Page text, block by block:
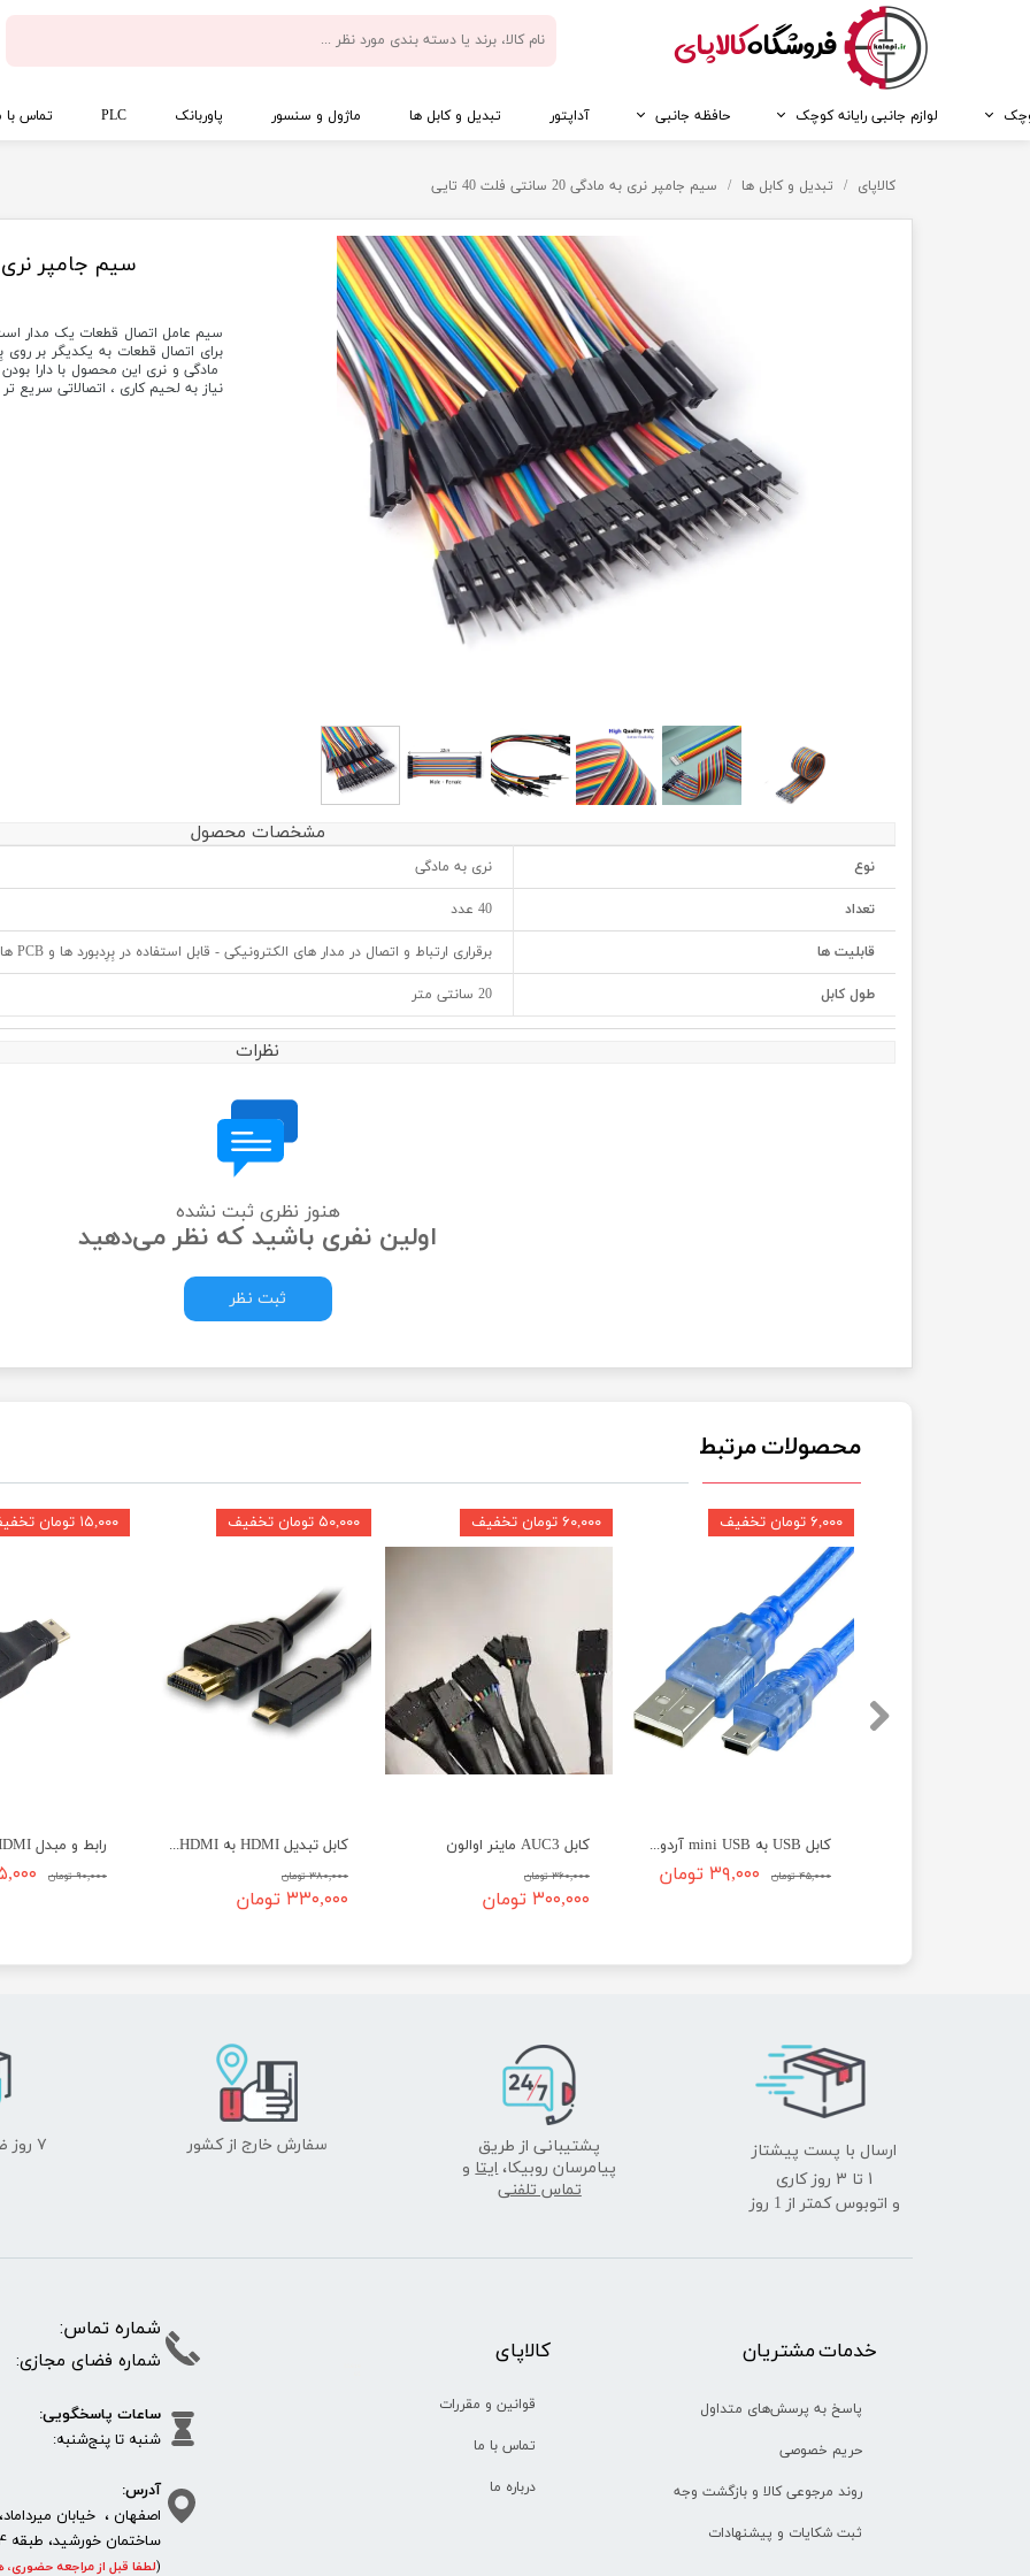
​فروشگاهکالاپای
لوازم جانبی رایانه کوچک حافظه جانبی آداپتور تبدیل و کابل ها ماژول و سنسور پاوربانک PLC تماس با
کالاپای تبدیل و کابل ها سیم جامپر نری به مادگی 20 سانتی فلت 40 تایی
سیم جامپر نری به مادگی 20
سیم عامل اتصال قطعات یک مدار
برای اتصال قطعات به یکدیگر بر روی
مادگی و نری این محصول با دارا
نیاز به لحیم کاری ، اتصالاتی سریع تر
مشخصات محصول
نوع نری به مادگی
تعداد 40 عدد
قابلیت ها برقراری ارتباط و اتصال در مدار های الکترونیکی - قابل استفاده در بِرِدبورد ها و PCB ها و برد های هوشمند
طول کابل 20 سانتی متر
نظرات
هنوز نظری ثبت نشده
اولین نفری باشید که نظر می‌دهید
ثبت نظر
محصولات مرتبط
۹۰,۰۰۰ تومان ۷۵,۰۰۰
۱۵,۰۰۰ تومان تخفیف
کابل تبدیل HDMI به Micro HDMI طول 1.5 متر
۳۸۰,۰۰۰ تومان
۳۳۰,۰۰۰ تومان
۵۰,۰۰۰ تومان تخفیف
کابل AUC3 ماینر اوالون
۳۶۰,۰۰۰ تومان
۳۰۰,۰۰۰ تومان
۶۰,۰۰۰ تومان تخفیف
کابل USB به mini USB آردوینو 30 سانتی
۴۵,۰۰۰ تومان ۳۹,۰۰۰ تومان
۶,۰۰۰ تومان تخفیف
ارسال با پست پیشتاز
​​​​​​​1 تا 3 روز کاری
و اتوبوس کمتر از 1 روز
پشتیبانی از طریق
پیامرسان روبیکا،ایتاو
تماس تلفنی
سفارش خارج از کشور
۷ روز ضمانت بازگشت
خدمات مشتریان
پاسخ به پرسش‌های متداول
حریم خصوصی
روند مرجوعی کالا و بازگشت وجه
ثبت شکایات و پیشنهادات
​​کالاپای
قوانین و مقررات
تماس با ما
درباره ما
شماره
شماره فضای مجازی:
ساعات پاسخگویی:
شنبه تا
آدرس:
اصفهان ، خیابان
ساختمان خورشید، طبقه 4، واحد 11، پلاک 292
(لطفا قبل از مراجعه حضوری،